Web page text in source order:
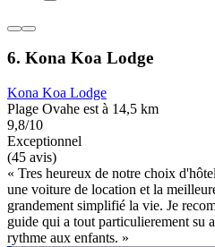
6. Kona Koa Lodge
Kona Koa Lodge
Plage Ovahe est à 14,5 km
9,8/10
Exceptionnel
(45 avis)
« Tres heureux de notre choix
une voiture de location et la
grandement simplifié la vie. Je
guide qui a tout particulierement su
rythme aux enfants. »